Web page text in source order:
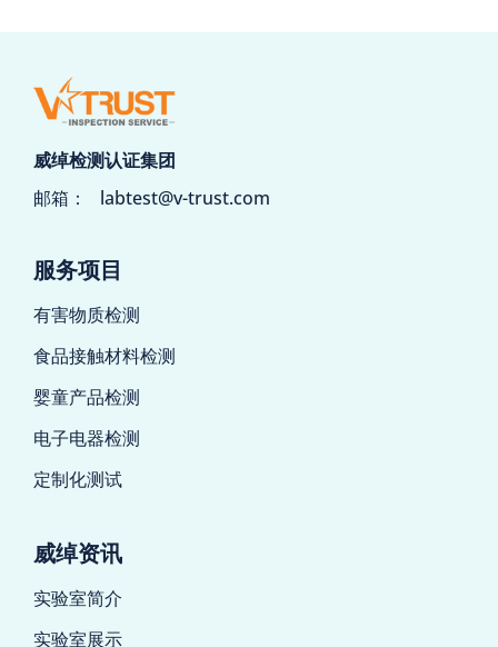
威绰检测认证集团
邮箱： labtest@v-trust.com
服务项目
有害物质检测
食品接触材料检测
婴童产品检测
电子电器检测
定制化测试
威绰资讯
实验室简介
实验室展示